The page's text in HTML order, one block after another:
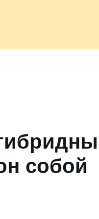
собой